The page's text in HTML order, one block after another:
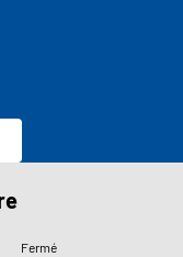
Fermé